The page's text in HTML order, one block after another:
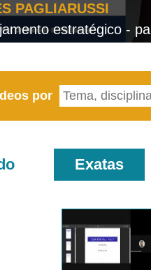
PAGLIARUSSI
estratégico -
por
Exatas